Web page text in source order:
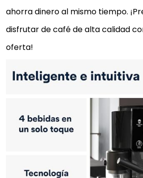
ahorra dinero al mismo tiempo.
disfrutar de café de alta calidad
oferta!